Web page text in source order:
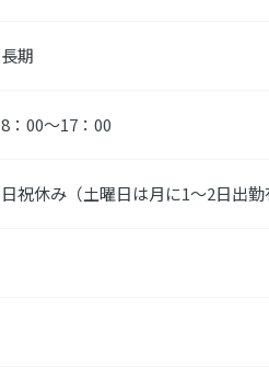
長期
8：00～17：00
日祝休み（土曜日は月に1～2日出